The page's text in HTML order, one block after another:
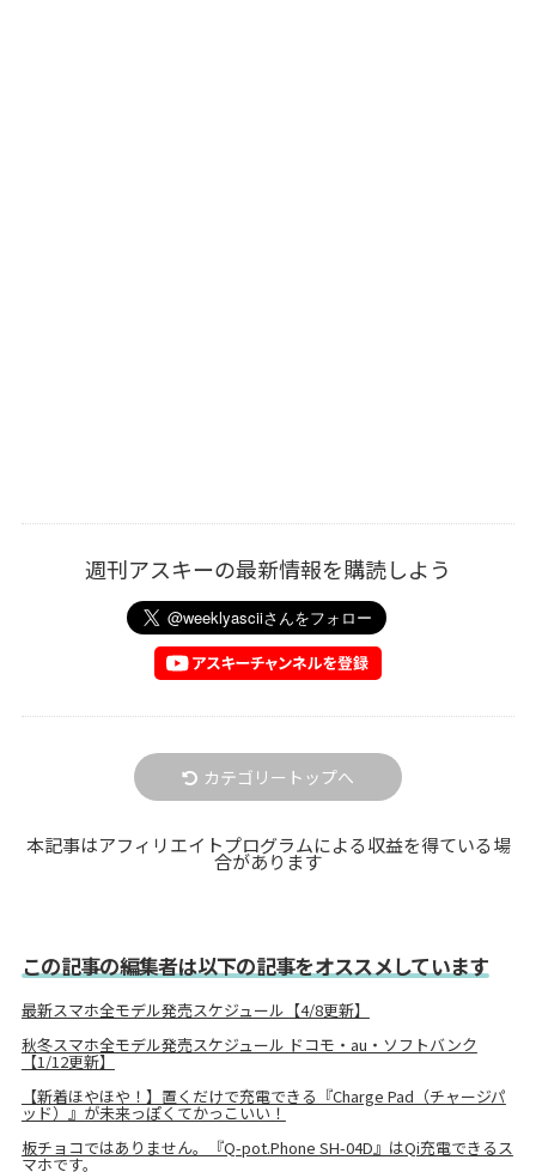
週刊アスキーの最新情報を購読しよう
カテゴリートップへ
本記事はアフィリエイトプログラムによる収益を得ている場
合があります
この記事の編集者は以下の記事をオススメしています
最新スマホ全モデル発売スケジュール【4/8更新】
秋冬スマホ全モデル発売スケジュール ドコモ・au・ソフトバンク
【1/12更新】
【新着ほやほや！】置くだけで充電できる『Charge Pad（チャージパ
ッド）』が未来っぽくてかっこいい！
板チョコではありません。『Q-pot.Phone SH-04D』はQi充電できるス
マホです。